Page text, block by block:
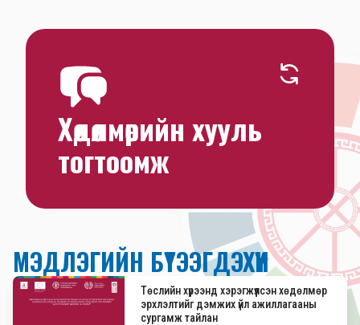
үр дүнг бодлогод тусгах
Хөдөлмөрийн хууль
тогтоомж
4.1. Үндэсний хууль тогтоомжийг олон улсын
4.2. Хөдөлмөрийн хяналтын тогтолцоог
МЭДЛЭГИЙН БҮТЭЭГДЭХҮҮН
Төслийн хүрээнд хэрэгжүүлсэн хөдөлмөр
эрхлэлтийг дэмжих үйл ажиллагааны
сургамж тайлан